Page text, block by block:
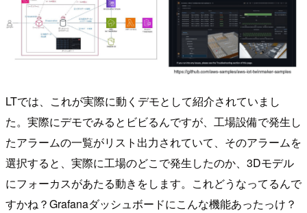
LTでは、これが実際に動くデモとして紹介されていまし
た。実際にデモでみるとビビるんですが、工場設備で発生し
たアラームの一覧がリスト出力されていて、そのアラームを
選択すると、実際に工場のどこで発生したのか、3Dモデル
にフォーカスがあたる動きをします。これどうなってるんで
すかね？Grafanaダッシュボードにこんな機能あったっけ？